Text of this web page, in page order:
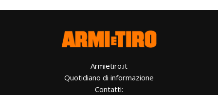
Armietiro.it
Quotidiano di informazione
Contatti: